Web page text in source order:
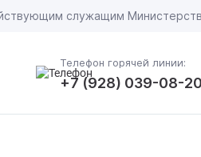
служащим
Телефон горячей линии:
+7 (928) 039-08-20